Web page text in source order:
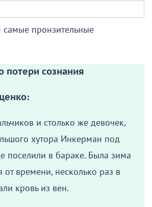
самые пронзительные
потери сознания
и столько же девочек,
хутора Инкерман под
поселили в бараке. Была зима
времени, несколько раз в
кровь из вен.